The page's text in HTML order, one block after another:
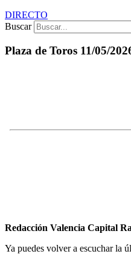
DIRECTO
Buscar
Plaza de Toros 11/05/
Redacción Valencia Capital
Ya puedes volver a escuchar la